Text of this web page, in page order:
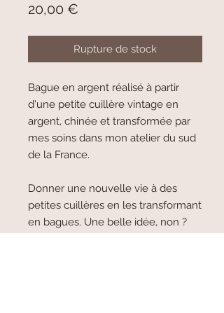
20,00 €
Rupture de stock
Bague en argent réalisé à partir
d'une petite cuillère vintage en
argent, chinée et transformée par
mes soins dans mon atelier du sud
de la France.
Donner une nouvelle vie à des
petites cuillères en les transformant
en bagues. Une belle idée, non ?